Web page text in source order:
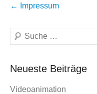
Beitragsnavigation
← Impressum
Suchen
Neueste Beiträge
Videoanimation